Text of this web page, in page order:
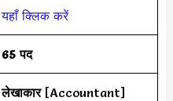
यहाँ क्लिक करें
65 पद
लेखाकार[Accountant]